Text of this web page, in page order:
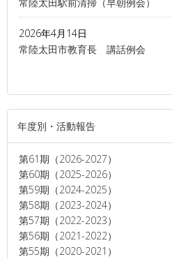
2026年4月14日
常陸太田市教育長 講話例会
年度別・活動報告
第61期（2026-2027）
第60期（2025-2026）
第59期（2024-2025）
第58期（2023-2024）
第57期（2022-2023）
第56期（2021-2022）
第55期（2020-2021）